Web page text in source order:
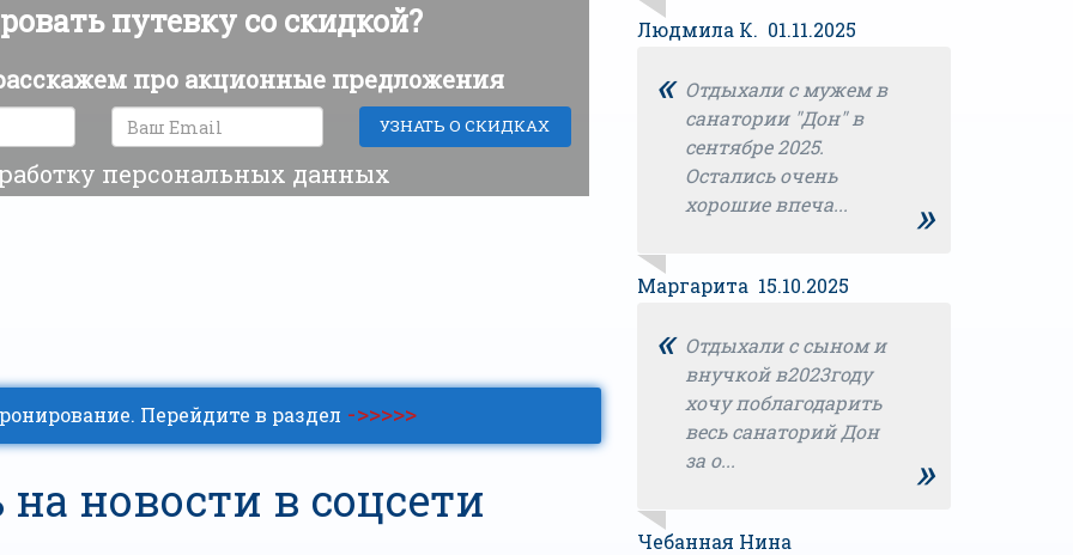
путевку со скидкой?
про акционные предложения
персональных данных
Перейдите в раздел ->>>>>
новости в соцсети
Людмила К. 01.11.2025
« Отдыхали с мужем в
санатории "Дон" в
сентябре 2025.
Остались очень
хорошие впеча...
»
Маргарита 15.10.2025
« Отдыхали с сыном и
внучкой в2023году
хочу поблагодарить
весь санаторий Дон
за о...
»
Чебанная Нина